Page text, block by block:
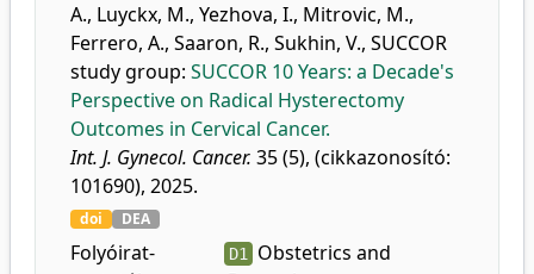
A., Luyckx, M., Yezhova, I., Mitrovic, M.,
Ferrero, A., Saaron, R., Sukhin, V., SUCCOR
study group: SUCCOR 10 Years: a Decade's
Perspective on Radical Hysterectomy
Outcomes in Cervical Cancer.
Int. J. Gynecol. Cancer. 35 (5), (cikkazonosító:
101690), 2025.
doi DEA
Folyóirat-
D1 Obstetrics and